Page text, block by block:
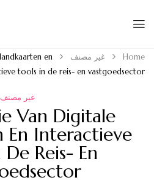
Home غير مصنف
en
tools in de reis- en vastgoedsector
غير مصنف
Van Digitale
En Interactieve
Reis- En